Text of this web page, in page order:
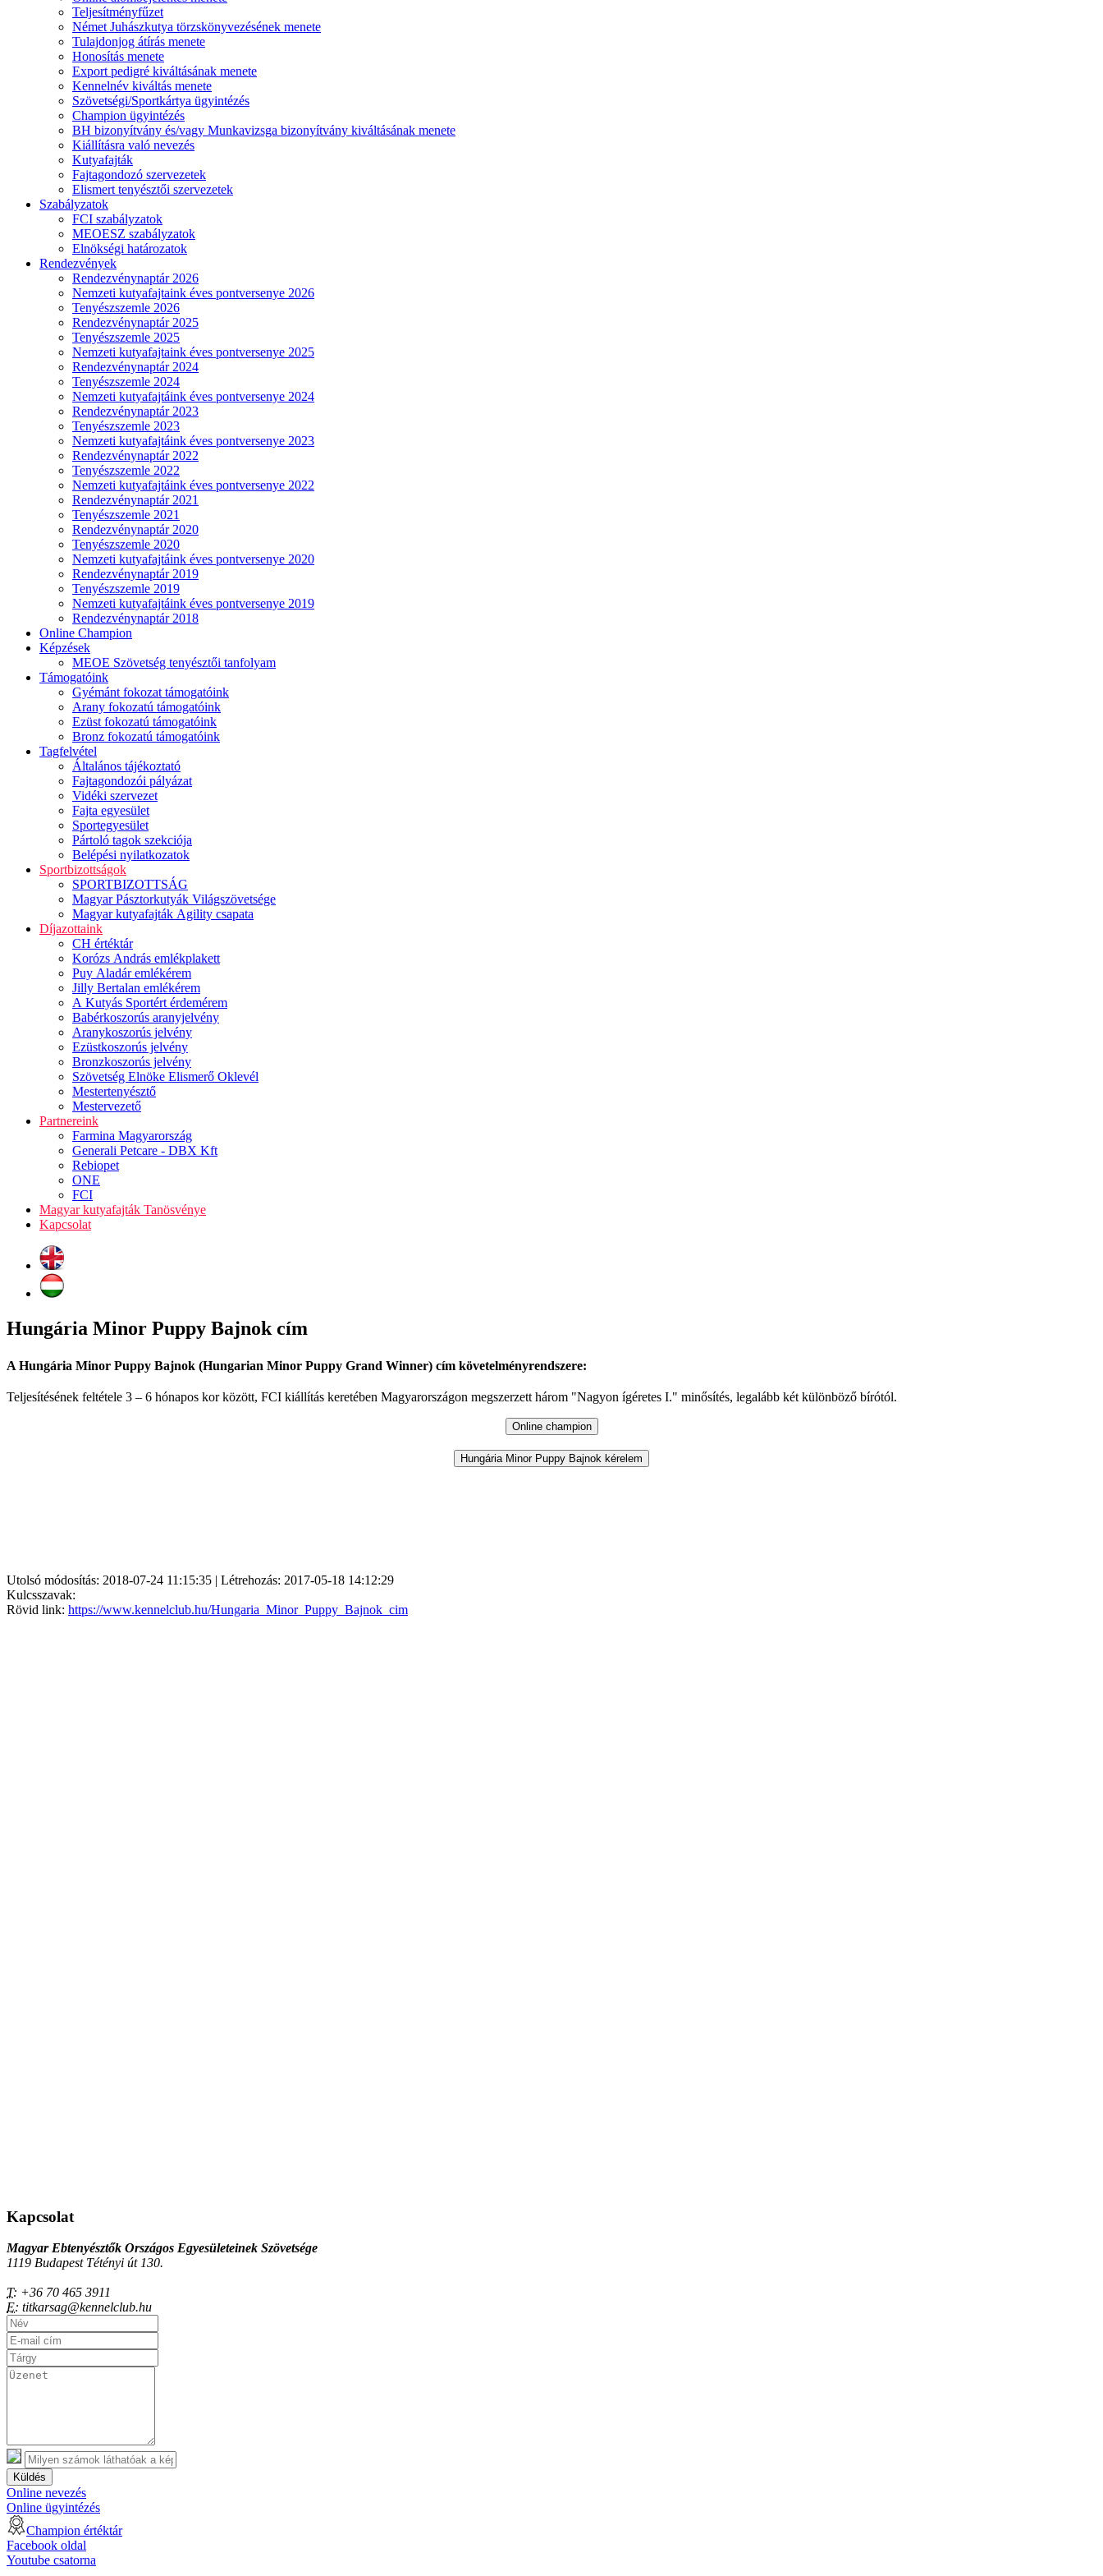
Teljesítményfűzet
Német Juhászkutya törzskönyvezésének menete
Tulajdonjog átírás menete
Honosítás menete
Export pedigré kiváltásának menete
Kennelnév kiváltás menete
Szövetségi/Sportkártya ügyintézés
Champion ügyintézés
BH bizonyítvány és/vagy Munkavizsga bizonyítvány kiváltásának menete
Kiállításra való nevezés
Kutyafajták
Fajtagondozó szervezetek
Elismert tenyésztői szervezetek
Szabályzatok
FCI szabályzatok
MEOESZ szabályzatok
Elnökségi határozatok
Rendezvények
Rendezvénynaptár 2026
Nemzeti kutyafajtaink éves pontversenye 2026
Tenyészszemle 2026
Rendezvénynaptár 2025
Tenyészszemle 2025
Nemzeti kutyafajtaink éves pontversenye 2025
Rendezvénynaptár 2024
Tenyészszemle 2024
Nemzeti kutyafajtáink éves pontversenye 2024
Rendezvénynaptár 2023
Tenyészszemle 2023
Nemzeti kutyafajtáink éves pontversenye 2023
Rendezvénynaptár 2022
Tenyészszemle 2022
Nemzeti kutyafajtáink éves pontversenye 2022
Rendezvénynaptár 2021
Tenyészszemle 2021
Rendezvénynaptár 2020
Tenyészszemle 2020
Nemzeti kutyafajtáink éves pontversenye 2020
Rendezvénynaptár 2019
Tenyészszemle 2019
Nemzeti kutyafajtáink éves pontversenye 2019
Rendezvénynaptár 2018
Online Champion
Képzések
MEOE Szövetség tenyésztői tanfolyam
Támogatóink
Gyémánt fokozat támogatóink
Arany fokozatú támogatóink
Ezüst fokozatú támogatóink
Bronz fokozatú támogatóink
Tagfelvétel
Általános tájékoztató
Fajtagondozói pályázat
Vidéki szervezet
Fajta egyesület
Sportegyesület
Pártoló tagok szekciója
Belépési nyilatkozatok
Sportbizottságok
SPORTBIZOTTSÁG
Magyar Pásztorkutyák Világszövetsége
Magyar kutyafajták Agility csapata
Díjazottaink
CH értéktár
Korózs András emlékplakett
Puy Aladár emlékérem
Jilly Bertalan emlékérem
A Kutyás Sportért érdemérem
Babérkoszorús aranyjelvény
Aranykoszorús jelvény
Ezüstkoszorús jelvény
Bronzkoszorús jelvény
Szövetség Elnöke Elismerő Oklevél
Mestertenyésztő
Mestervezető
Partnereink
Farmina Magyarország
Generali Petcare - DBX Kft
Rebiopet
ONE
FCI
Magyar kutyafajták Tanösvénye
Kapcsolat
Hungária Minor Puppy Bajnok cím
A Hungária Minor Puppy Bajnok (Hungarian Minor Puppy Grand Winner) cím követelményrendszere:
Teljesítésének feltétele 3 – 6 hónapos kor között, FCI kiállítás keretében Magyarországon megszerzett három "Nagyon ígéretes I." minősítés, legalább két különböző bírótól.
Utolsó módosítás: 2018-07-24 11:15:35 | Létrehozás: 2017-05-18 14:12:29
Kulcsszavak:
Rövid link: https://www.kennelclub.hu/Hungaria_Minor_Puppy_Bajnok_cim
Kapcsolat
Magyar Ebtenyésztők Országos Egyesületeinek Szövetsége
1119 Budapest Tétényi út 130.
T: +36 70 465 3911
E: titkarsag@kennelclub.hu
Küldés
Online nevezés
Online ügyintézés
Champion értéktár
Facebook oldal
Youtube csatorna